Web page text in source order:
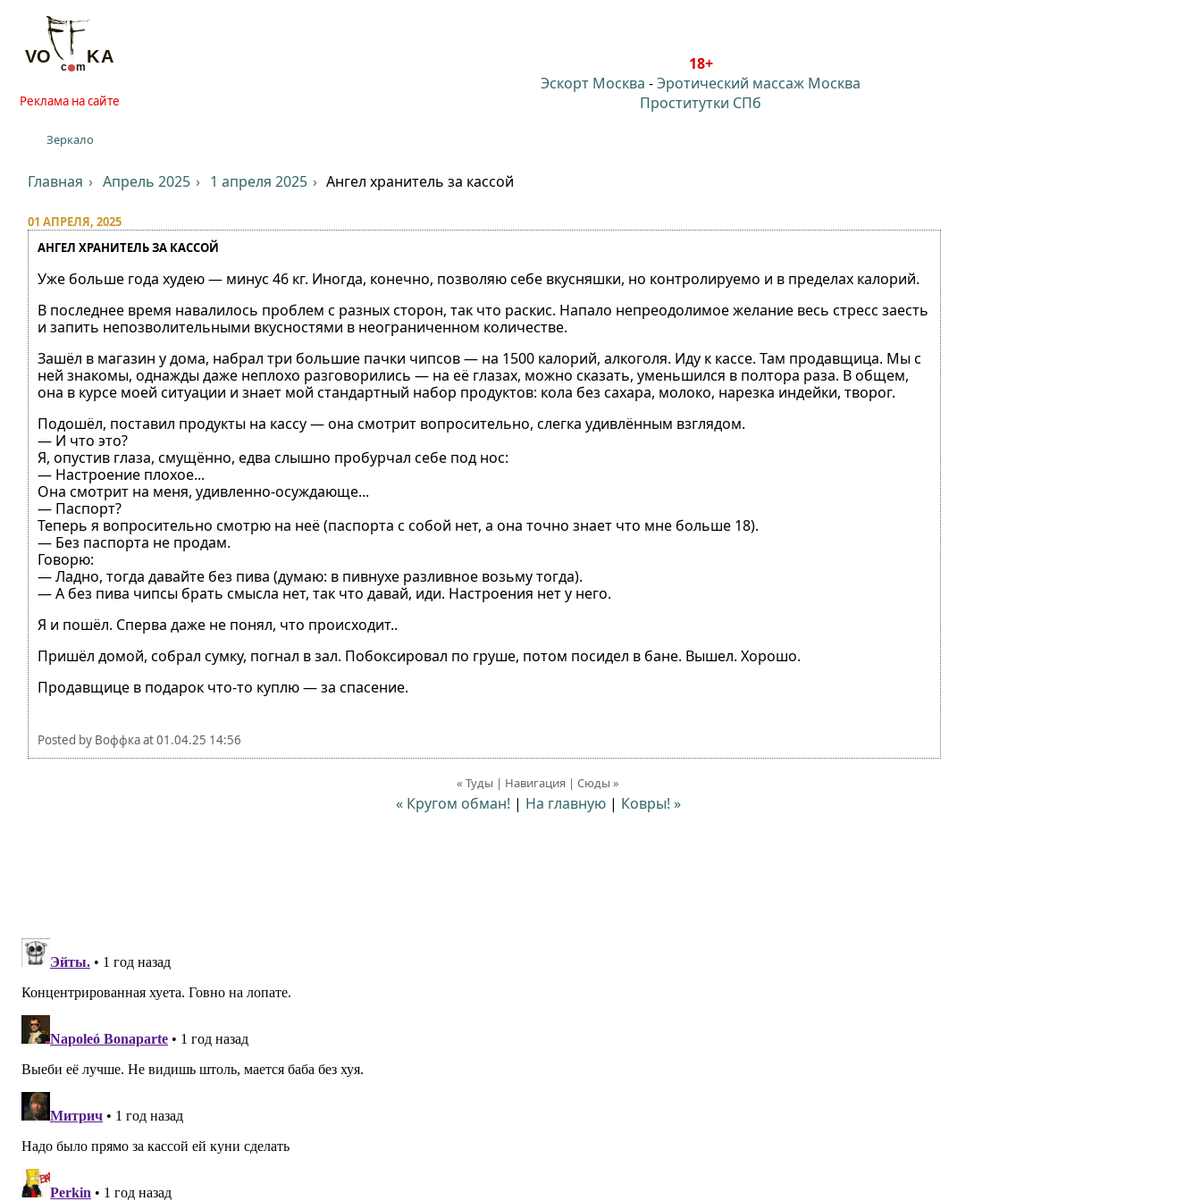
Реклама на сайте
Зеркало
18+
Эскорт Москва -Эротический массаж Москва
Проститутки СПб
Главная Апрель 2025 1 апреля 2025 Ангел хранитель за кассой
01 АПРЕЛЯ, 2025
АНГЕЛ ХРАНИТЕЛЬ ЗА КАССОЙ
Уже больше года худею — минус 46 кг. Иногда, конечно, позволяю себе вкусняшки, но контролируемо и в пределах калорий.
В последнее время навалилось проблем с разных сторон, так что раскис. Напало непреодолимое желание весь стресс заесть
и запить непозволительными вкусностями в неограниченном количестве.
Зашёл в магазин у дома, набрал три большие пачки чипсов — на 1500 калорий, алкоголя. Иду к кассе. Там продавщица. Мы с
ней знакомы, однажды даже неплохо разговорились — на её глазах, можно сказать, уменьшился в полтора раза. В общем,
она в курсе моей ситуации и знает мой стандартный набор продуктов: кола без сахара, молоко, нарезка индейки, творог.
Подошёл, поставил продукты на кассу — она смотрит вопросительно, слегка удивлённым взглядом.
— И что это?
Я, опустив глаза, смущённо, едва слышно пробурчал себе под нос:
— Настроение плохое...
Она смотрит на меня, удивленно-осуждающе...
— Паспорт?
Теперь я вопросительно смотрю на неё (паспорта с собой нет, а она точно знает что мне больше 18).
— Без паспорта не продам.
Говорю:
— Ладно, тогда давайте без пива (думаю: в пивнухе разливное возьму тогда).
— А без пива чипсы брать смысла нет, так что давай, иди. Настроения нет у него.
Я и пошёл. Сперва даже не понял, что происходит..
Пришёл домой, собрал сумку, погнал в зал. Побоксировал по груше, потом посидел в бане. Вышел. Хорошо.
Продавщице в подарок что-то куплю — за спасение.
Posted by Воффкаat01.04.25 14:56
« Туды | Навигация | Сюды »
« Кругом обман! | На главную| Ковры! »